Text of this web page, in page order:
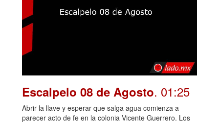
Escalpelo 08 de Agosto. 01:25
Abrir la llave y esperar que salga agua comienza a
parecer acto de fe en la colonia Vicente Guerrero. Los